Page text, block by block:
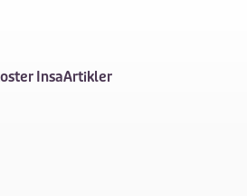
InsaArtikler